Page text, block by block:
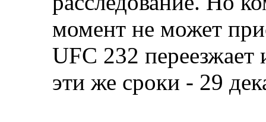
момент не может
UFC 232
эти же сроки - 29